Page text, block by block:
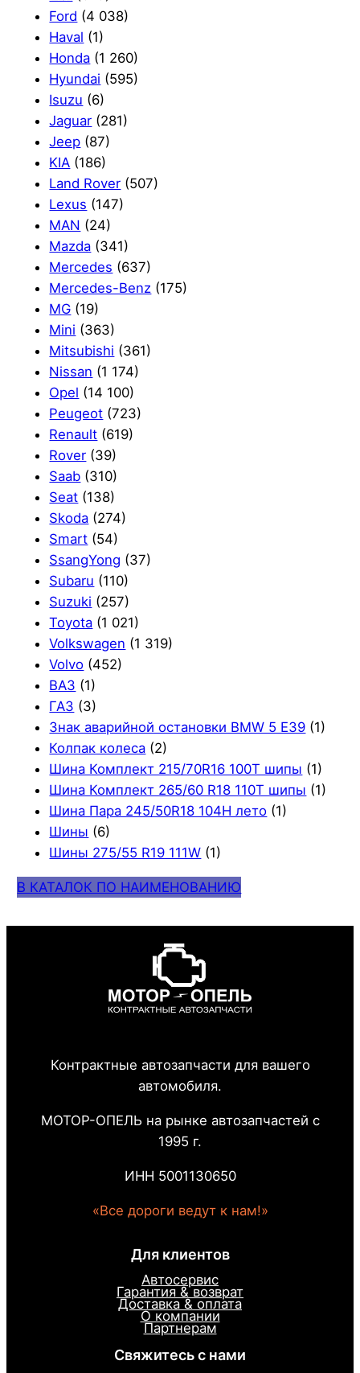
Ford (4 038)
Haval (1)
Honda (1 260)
Hyundai (595)
Isuzu (6)
Jaguar (281)
Jeep (87)
KIA (186)
Land Rover (507)
Lexus (147)
MAN (24)
Mazda (341)
Mercedes (637)
Mercedes-Benz (175)
MG (19)
Mini (363)
Mitsubishi (361)
Nissan (1 174)
Opel (14 100)
Peugeot (723)
Renault (619)
Rover (39)
Saab (310)
Seat (138)
Skoda (274)
Smart (54)
SsangYong (37)
Subaru (110)
Suzuki (257)
Toyota (1 021)
Volkswagen (1 319)
Volvo (452)
ВАЗ (1)
ГАЗ (3)
Знак аварийной остановки BMW 5 E39 (1)
Колпак колеса (2)
Шина Комплект 215/70R16 100T шипы (1)
Шина Комплект 265/60 R18 110T шипы (1)
Шина Пара 245/50R18 104H лето (1)
Шины (6)
Шины 275/55 R19 111W (1)
В КАТАЛОК ПО НАИМЕНОВАНИЮ
Контрактные автозапчасти для вашего
автомобиля.
МОТОР-ОПЕЛЬ на рынке автозапчастей с
1995 г.
ИНН 5001130650
«Все дороги ведут к нам!»
Для клиентов
Автосервис
Гарантия & возврат
Доставка & оплата
О компании
Партнерам
Свяжитесь с нами